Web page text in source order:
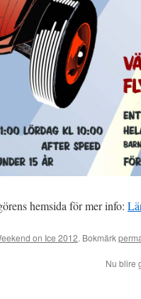
hemsida för mer info:
on Ice 2012. Bokmärk
Nu blire